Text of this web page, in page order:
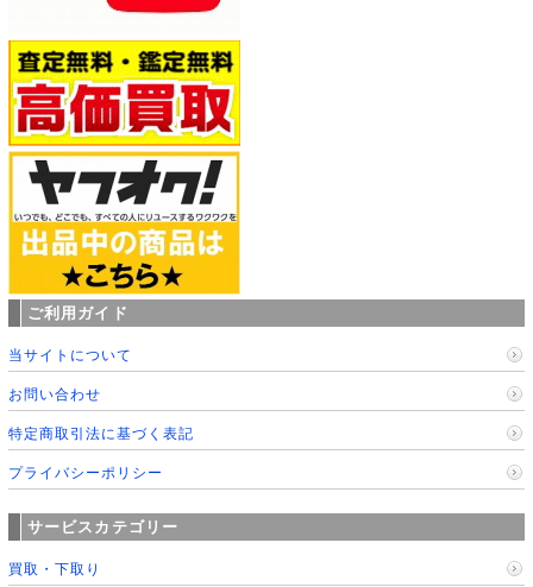
ご利用ガイド
当サイトについて
お問い合わせ
特定商取引法に基づく表記
プライバシーポリシー
サービスカテゴリー
買取・下取り